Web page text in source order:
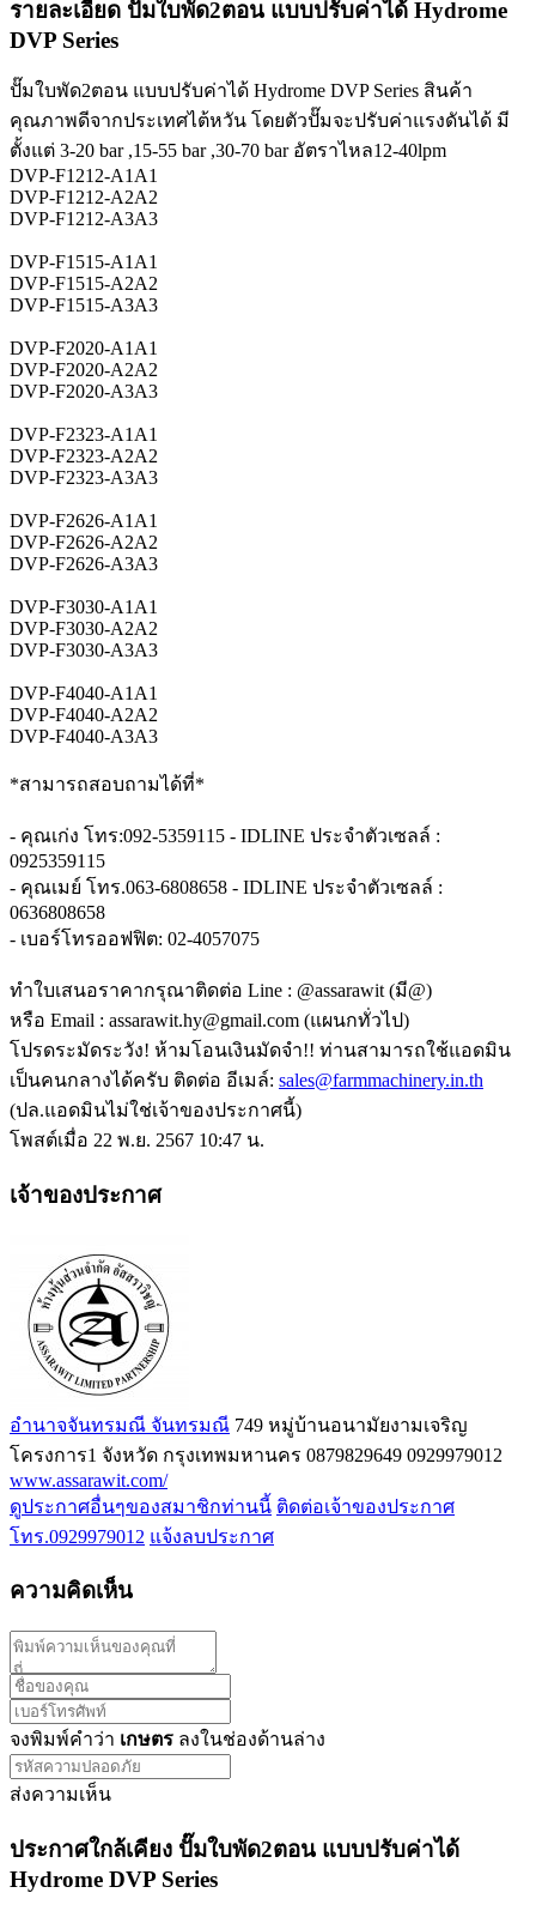
รายละเอียด ปั๊มใบพัด2ตอน แบบปรับค่าได้ Hydrome
DVP Series
ปั๊มใบพัด2ตอน แบบปรับค่าได้ Hydrome DVP Series สินค้า
คุณภาพดีจากประเทศไต้หวัน โดยตัวปั๊มจะปรับค่าแรงดันได้ มี
ตั้งแต่ 3-20 bar ,15-55 bar ,30-70 bar อัตราไหล12-40lpm
DVP-F1212-A1A1
DVP-F1212-A2A2
DVP-F1212-A3A3
DVP-F1515-A1A1
DVP-F1515-A2A2
DVP-F1515-A3A3
DVP-F2020-A1A1
DVP-F2020-A2A2
DVP-F2020-A3A3
DVP-F2323-A1A1
DVP-F2323-A2A2
DVP-F2323-A3A3
DVP-F2626-A1A1
DVP-F2626-A2A2
DVP-F2626-A3A3
DVP-F3030-A1A1
DVP-F3030-A2A2
DVP-F3030-A3A3
DVP-F4040-A1A1
DVP-F4040-A2A2
DVP-F4040-A3A3
*สามารถสอบถามได้ที่*
- คุณเก่ง โทร:092-5359115 - IDLINE ประจำตัวเซลล์ :
0925359115
- คุณเมย์ โทร.063-6808658 - IDLINE ประจำตัวเซลล์ :
0636808658
- เบอร์โทรออฟฟิต: 02-4057075
ทำใบเสนอราคากรุณาติดต่อ Line : @assarawit (มี@)
หรือ Email : assarawit.hy@gmail.com (แผนกทั่วไป)
โปรดระมัดระวัง! ห้ามโอนเงินมัดจำ!! ท่านสามารถใช้แอดมิน
เป็นคนกลางได้ครับ ติดต่อ อีเมล์: sales@farmmachinery.in.th
(ปล.แอดมินไม่ใช่เจ้าของประกาศนี้)
โพสต์เมื่อ 22 พ.ย. 2567 10:47 น.
เจ้าของประกาศ
อำนาจจันทรมณี จันทรมณี 749 หมู่บ้านอนามัยงามเจริญ
โครงการ1 จังหวัด กรุงเทพมหานคร 0879829649 0929979012
www.assarawit.com/
ดูประกาศอื่นๆของสมาชิกท่านนี้ ติดต่อเจ้าของประกาศ
โทร.0929979012 แจ้งลบประกาศ
ความคิดเห็น
จงพิมพ์คำว่า เกษตร ลงในช่องด้านล่าง
ส่งความเห็น
ประกาศใกล้เคียง ปั๊มใบพัด2ตอน แบบปรับค่าได้
Hydrome DVP Series